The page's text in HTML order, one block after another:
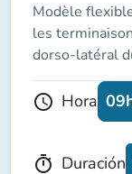
Modèle
les
dorso-latéral
schedule Hora
timer Duración